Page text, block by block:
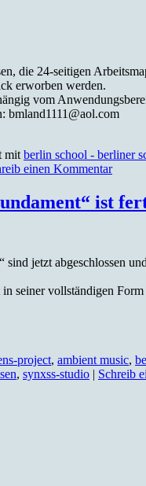
die 24-seitigen
erworben werden.
vom
bmland1111@aol.com
mit berlin school - berliner
einen Kommentar
ist
jetzt abgeschlossen
seiner vollständigen
project, ambient music,
, synxss-studio | Schreib